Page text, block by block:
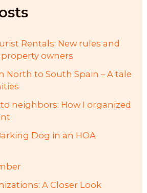
Rentals: New rules and
owners
North to South Spain – A tale
neighbors: How I organized
Dog in an HOA
A Closer Look